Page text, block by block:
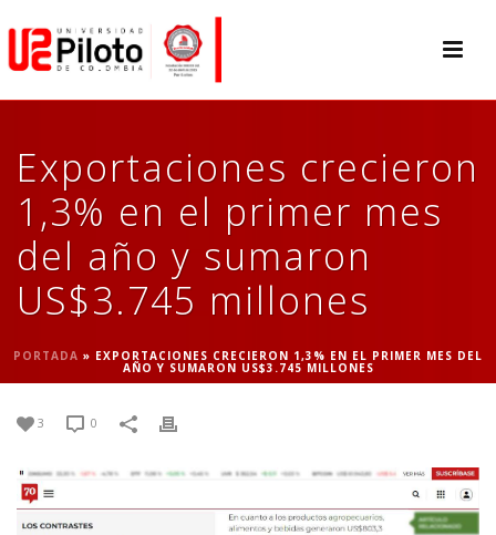
Exportaciones crecieron
1,3% en el primer mes
del año y sumaron
US$3.745 millones
PORTADA » EXPORTACIONES CRECIERON 1,3% EN EL PRIMER MES DEL
AÑO Y SUMARON US$3.745 MILLONES
3 0